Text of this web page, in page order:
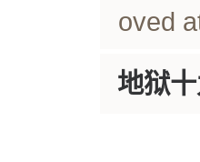
oved
地狱